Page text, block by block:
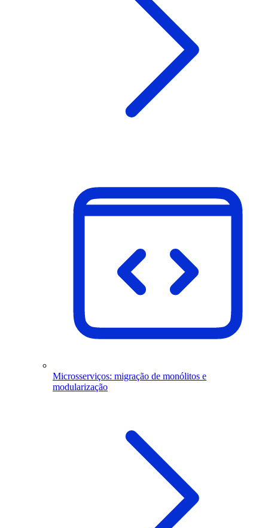
Microsserviços: migração de monólitos e
modularização